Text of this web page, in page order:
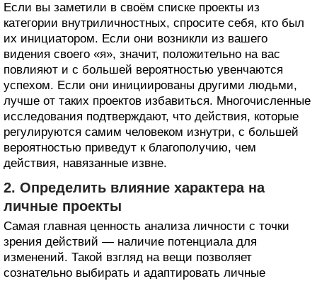
Если вы заметили в своём списке проекты из
категории внутриличностных, спросите себя, кто был
их инициатором. Если они возникли из вашего
видения своего «я», значит, положительно на вас
повлияют и с большей вероятностью увенчаются
успехом. Если они инициированы другими людьми,
лучше от таких проектов избавиться. Многочисленные
исследования подтверждают, что действия, которые
регулируются самим человеком изнутри, с большей
вероятностью приведут к благополучию, чем
действия, навязанные извне.
2. Определить влияние характера на
личные проекты
Самая главная ценность анализа личности с точки
зрения действий — наличие потенциала для
изменений. Такой взгляд на вещи позволяет
сознательно выбирать и адаптировать личные